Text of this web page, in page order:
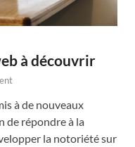
à découvrir
à de nouveaux
de répondre à la
la notoriété sur